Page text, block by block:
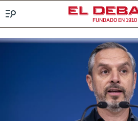
FUNDADO EN 1910